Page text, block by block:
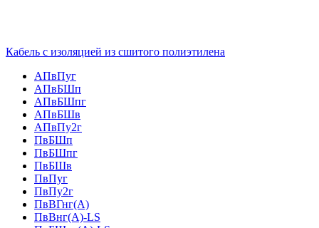
Кабель с изоляцией из сшитого полиэтилена
АПвПуг
АПвБШп
АПвБШпг
АПвБШв
АПвПу2г
ПвБШп
ПвБШпг
ПвБШв
ПвПуг
ПвПу2г
ПвВГнг(А)
ПвВнг(А)-LS